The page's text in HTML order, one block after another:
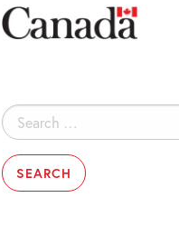
Search
for: